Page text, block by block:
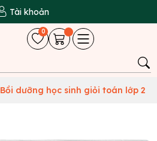
Tài khoản
0
Bồi dưỡng học sinh giỏi toán lớp 2